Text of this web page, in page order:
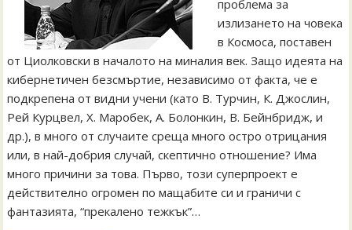
проблема за
излизането на човека
в Космоса, поставен
от Циолковски в началото на миналия век. Защо идеята на
кибернетичен безсмъртие, независимо от факта, че е
подкрепена от видни учени (като В. Турчин, К. Джослин,
Рей Курцвел, Х. Mаробек, А. Болонкин, В. Бейнбридж, и
др.), в много от случаите среща много остро отрицания
или, в най-добрия случай, скептично отношение? Има
много причини за това. Първо, този суперпроект е
действително огромен по мащабите си и граничи с
фантазията, “прекалено тежкък”…